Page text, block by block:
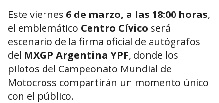
Este viernes 6 de marzo, a las 18:00 horas,
el emblemático Centro Cívico será
escenario de la firma oficial de autógrafos
del MXGP Argentina YPF, donde los
pilotos del Campeonato Mundial de
Motocross compartirán un momento único
con el público.